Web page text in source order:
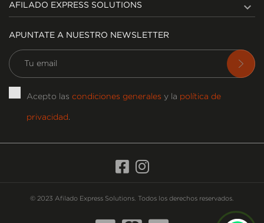
AFILADO EXPRESS SOLUTIONS 
APUNTATE A NUESTRO NEWSLETTER
Acepto las condiciones generales y la política de
privacidad
© 2023 Afilado Express Solutions. Todos los derechos reservados.